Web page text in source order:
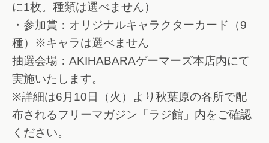
に1枚。種類は選べません）
・参加賞：オリジナルキャラクターカード（9
種）※キャラは選べません
抽選会場：AKIHABARAゲーマーズ本店内にて
実施いたします。
※詳細は6月10日（火）より秋葉原の各所で配
布されるフリーマガジン「ラジ館」内をご確認
ください。